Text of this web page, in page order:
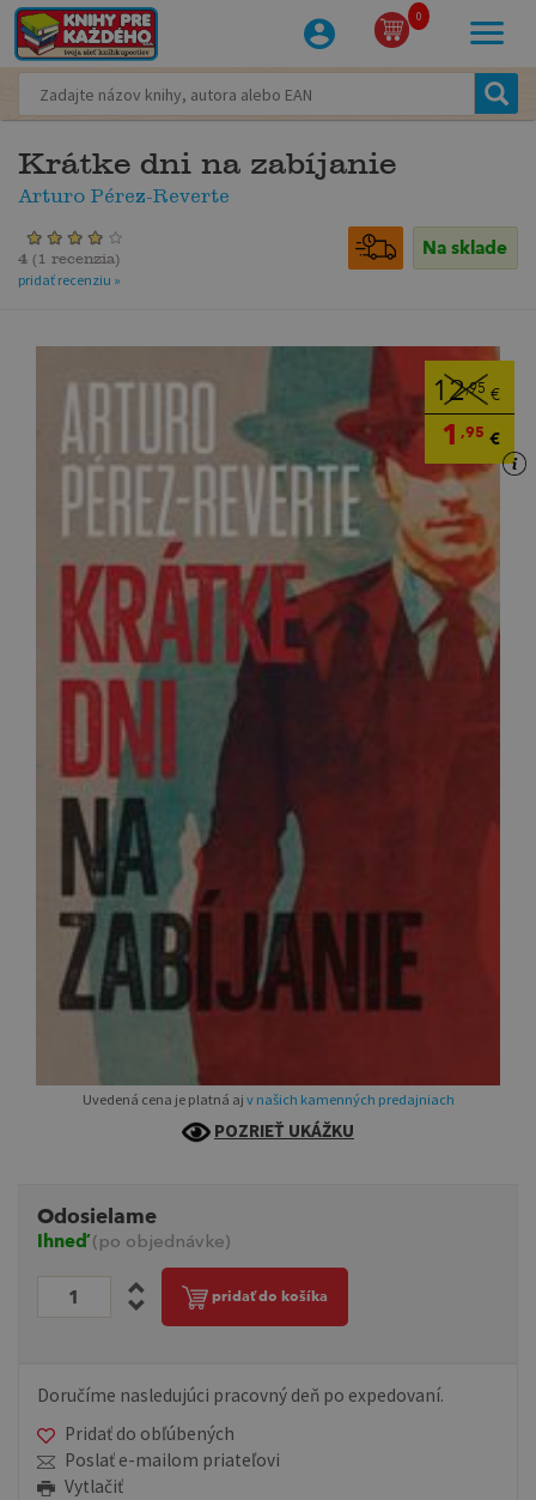
0
Krátke dni na zabíjanie
Arturo Pérez-Reverte
Na sklade
4 ( 1 recenzia)
pridať recenziu »
12,95 €
1,95 €
Uvedená cena je platná aj v našich kamenných predajniach
POZRIEŤ UKÁŽKU
Odosielame
Ihneď(po objednávke)
pridať do košíka
Doručíme nasledujúci pracovný deň po expedovaní.
Pridať do obľúbených
Poslať e-mailom priateľovi
Vytlačiť